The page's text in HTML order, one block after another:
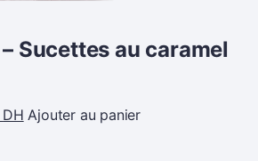
Sucettes au caramel
DH Ajouter au panier